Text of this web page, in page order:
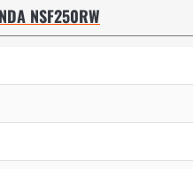
NSF250RW